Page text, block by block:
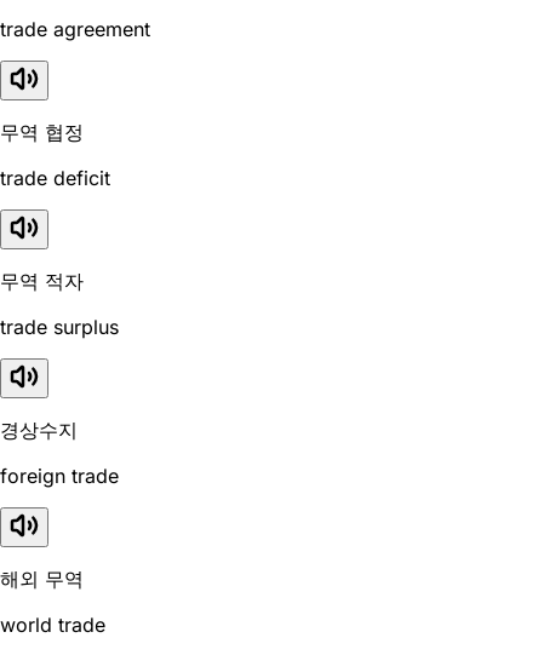
trade agreement
무역 협정
trade deficit
무역 적자
trade surplus
경상수지
foreign trade
해외 무역
world trade